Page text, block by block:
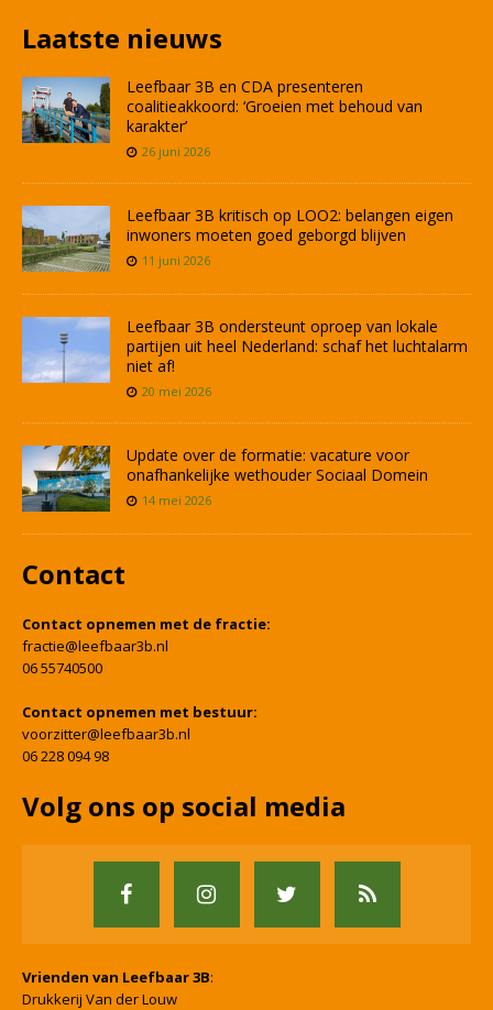
Laatste nieuws
Leefbaar 3B en CDA presenteren
coalitieakkoord: ‘Groeien met behoud van
karakter’
26 juni 2026
Leefbaar 3B kritisch op LOO2: belangen eigen
inwoners moeten goed geborgd blijven
11 juni 2026
Leefbaar 3B ondersteunt oproep van lokale
partijen uit heel Nederland: schaf het luchtalarm
niet af!
20 mei 2026
Update over de formatie: vacature voor
onafhankelijke wethouder Sociaal Domein
14 mei 2026
Contact
Contact opnemen met de fractie:
fractie@leefbaar3b.nl
06 55740500
Contact opnemen met bestuur:
voorzitter@leefbaar3b.nl
06 228 094 98
Volg ons op social media
Vrienden van Leefbaar 3B:
Drukkerij Van der Louw